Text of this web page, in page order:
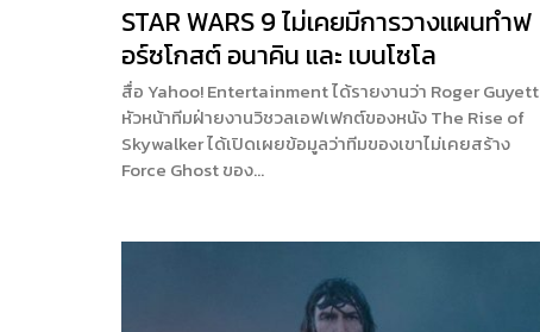
STAR WARS 9 ไม่เคยมีการวางแผนทำฟ
อร์ซโกสต์ อนาคิน และ เบนโซโล
สื่อ Yahoo! Entertainment ได้รายงานว่า Roger Guyett
หัวหน้าทีมฝ่ายงานวิชวลเอฟเฟกต์ของหนัง The Rise of
Skywalker ได้เปิดเผยข้อมูลว่าทีมของเขาไม่เคยสร้าง
Force Ghost ของ…